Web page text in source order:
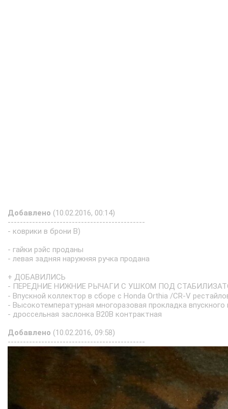
Добавлено (10.02.2016, 00:14)
---------------------------------------------
- коврики в брони B)
- гайки рэйс проданы
- левая задняя наружняя ручка продана
+ ДОБАВИЛИСЬ
- ПЕРЕДНИЕ НИЖНИЕ РЫЧАГИ С УШКОМ ПОД СТАБИЛИЗАТОР
- Впускной коллектор в сборе с Honda Orthia /CR-V
- Высокотемпературная многоразовая прокладка
- дроссельная заслонка В20В контрактная
Добавлено (10.02.2016, 09:58)
---------------------------------------------